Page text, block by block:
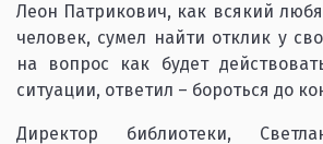
Леон Патрикович, как всякий
человек, сумел найти отклик у
на вопрос как будет
ситуации, ответил – бороться до
Директор библиотеки,